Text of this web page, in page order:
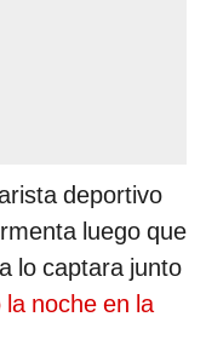
deportivo
luego que
lo captara junto
noche en la